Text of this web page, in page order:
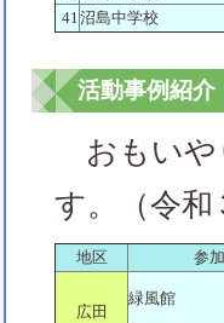
41沼島中学校
活動事例紹介
おもいや
す。（令和
地区 参
広田
緑風館